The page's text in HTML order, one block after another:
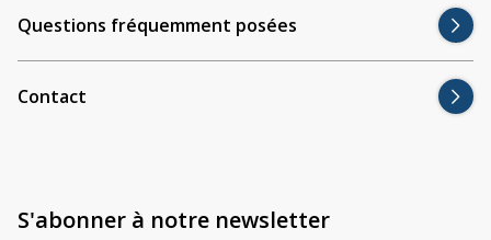
Questions fréquemment posées
Contact
S'abonner à notre newsletter